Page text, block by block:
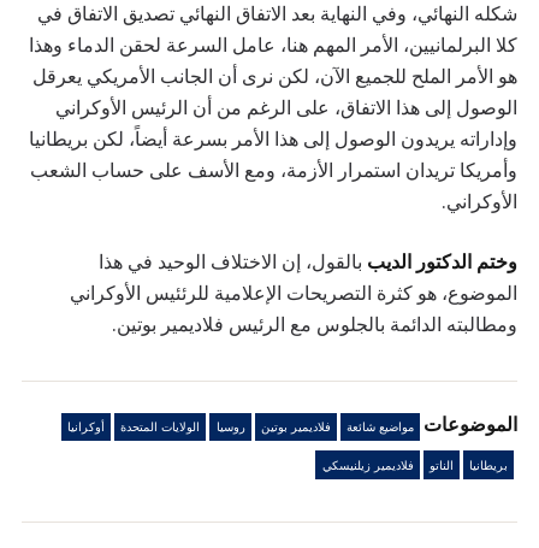
شكله النهائي، وفي النهاية بعد الاتفاق النهائي تصديق الاتفاق في
كلا البرلمانيين، الأمر المهم هنا، عامل السرعة لحقن الدماء وهذا
هو الأمر الملح للجميع الآن، لكن نرى أن الجانب الأمريكي يعرقل
الوصول إلى هذا الاتفاق، على الرغم من أن الرئيس الأوكراني
وإداراته يريدون الوصول إلى هذا الأمر بسرعة أيضاً، لكن بريطانيا
وأمريكا تريدان استمرار الأزمة، ومع الأسف على حساب الشعب
الأوكراني.
وختم الدكتور الديب بالقول، إن الاختلاف الوحيد في هذا
الموضوع، هو كثرة التصريحات الإعلامية للرئئيس الأوكراني
ومطالبته الدائمة بالجلوس مع الرئيس فلاديمير بوتين.
الموضوعات مواضيع شائعة فلاديمير بوتين روسيا الولايات المتحدة أوكرانيا
بريطانيا الناتو فلاديمير زيلنيسكي